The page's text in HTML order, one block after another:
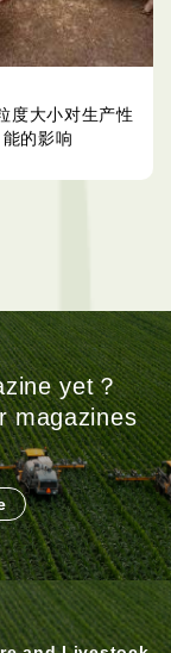
度大小对生产性
能的影响
yet？
magazines